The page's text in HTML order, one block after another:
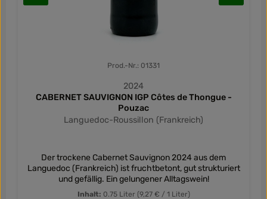
Prod.-Nr.: 01331
2024
CABERNET SAUVIGNON IGP Côtes de Thongue -
Pouzac
Languedoc-Roussillon (Frankreich)
Der trockene Cabernet Sauvignon 2024 aus dem
Languedoc (Frankreich) ist fruchtbetont, gut strukturiert
und gefällig. Ein gelungener Alltagswein!
Inhalt: 0.75 Liter (9,27 € / 1 Liter)